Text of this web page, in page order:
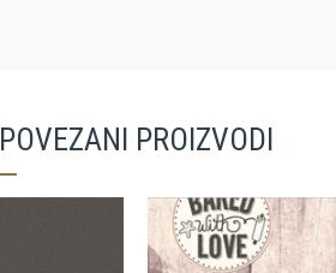
POVEZANI PROIZVODI